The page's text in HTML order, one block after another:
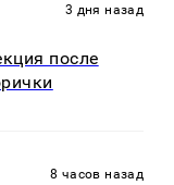
3 дня назад
после
8 часов назад